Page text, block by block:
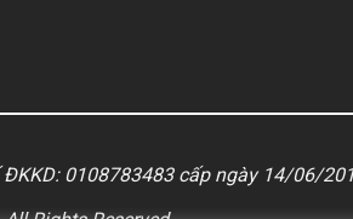
0108783483 cấp ngày 14/06/